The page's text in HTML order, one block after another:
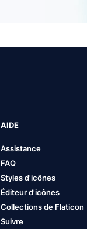
AIDE
Assistance
FAQ
Styles d'icônes
Éditeur d'icônes
Collections de Flaticon
Suivre